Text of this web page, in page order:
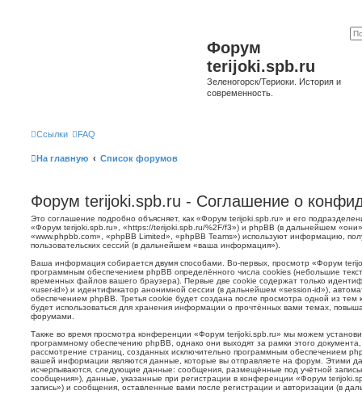
Форум
terijoki.spb.ru
Зеленогорск/Териоки. История и
современность.
Ссылки FAQ
На главную Список форумов
Форум terijoki.spb.ru - Соглашение о
Это соглашение подробно объясняет, как «Форум terijoki.spb.ru» и его
«Форум terijoki.spb.ru», «https://terijoki.spb.ru/%2F/f3») и phpBB (в дальнейшем
«www.phpbb.com», «phpBB Limited», «phpBB Teams») используют информацию,
пользовательских сессий (в дальнейшем «ваша информация»).
Ваша информация собирается двумя способами. Во-первых, просмотр «Форум
программным обеспечением phpBB определённого числа cookies (небольшие
временных файлов вашего браузера). Первые две cookie содержат только
«user-id») и идентификатор анонимной сессии (в дальнейшем «session-id»),
обеспечением phpBB. Третья cookie будет создана после просмотра одной из
будет использоваться для хранения информации о прочтённых вами темах,
форумами.
Также во время просмотра конференции «Форум terijoki.spb.ru» мы можем
программному обеспечению phpBB, однако они выходят за рамки этого документа,
рассмотрение страниц, созданных исключительно программным обеспечением
вашей информации являются данные, которые вы отправляете на форум. Этими
исчерпываются, следующие данные: сообщения, размещённые под учётной
сообщения»), данные, указанные при регистрации в конференции «Форум
запись») и сообщения, оставленные вами после регистрации и авторизации (в